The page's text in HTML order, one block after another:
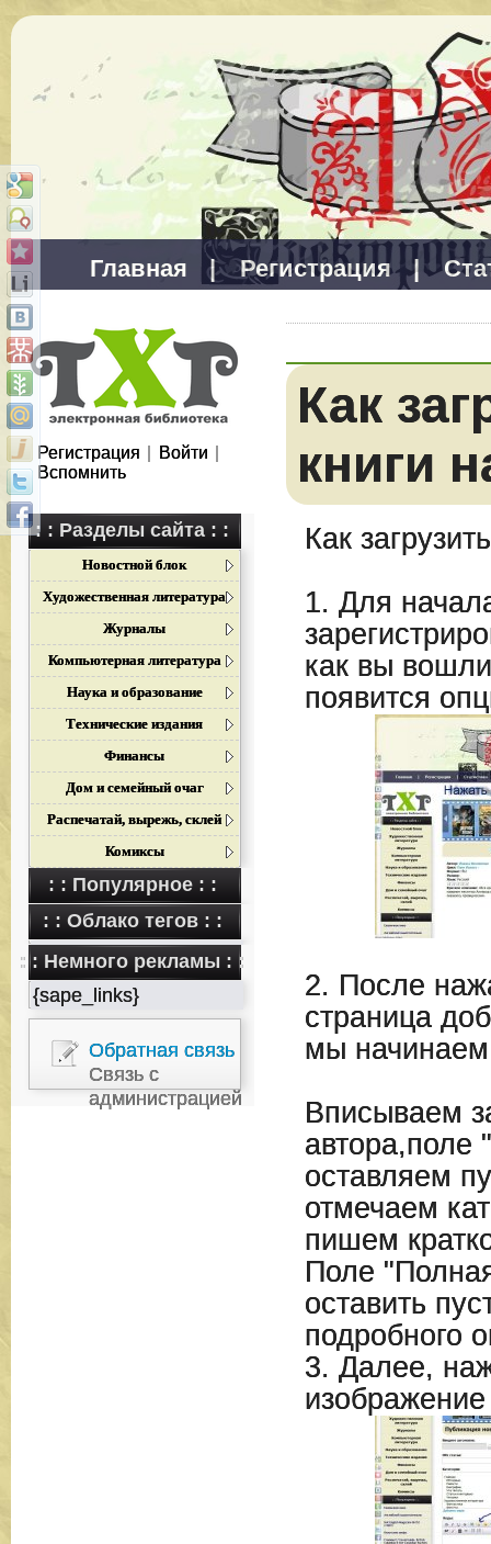
Главная | Регистрация |
Регистрация Войти
Вспомнить
: : Разделы сайта : :
Новостной блок
Художественная литература
Журналы
Компьютерная литература
Наука и образование
Технические издания
Финансы
Дом и семейный очаг
Распечатай, вырежь, склей
Комиксы
: : Популярное : :
: : Облако тегов : :
: : Немного рекламы : :
{sape_links}
Обратная связь
Связь с
администрацией
Как
книги
Как
1. Для
как вы
появится
2. После
страница
мы
Вписываем
автора,поле
оставляем
отмечаем
пишем
Поле
оставить
подробного
3. Далее,